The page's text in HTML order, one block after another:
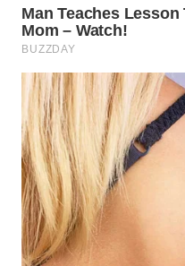
NATUNA
WN
BINTAN
WN
MANDALIKA
WN
LIKUPANG
WN